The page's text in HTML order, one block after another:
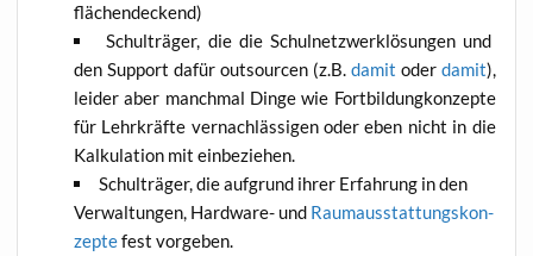
flächendeckend)
Schul­trä­ger, die die Schul­netz­werk­lö­sun­gen und
den Sup­port dafür out­sour­cen (z.B. damit oder damit),
lei­der aber manch­mal Din­ge wie Fort­bil­dung­kon­zep­te
für Lehr­kräf­te ver­nach­läs­si­gen oder eben nicht in die
Kal­ku­la­ti­on mit einbeziehen.
Schul­trä­ger, die auf­grund ihrer Erfah­rung in den
Ver­wal­tun­gen, Hard­ware- und Raum­aus­stat­tungs­kon­
zep­tefest vorgeben.